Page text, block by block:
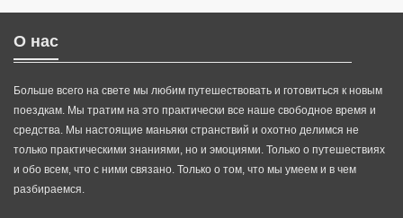
О нас
Больше всего на свете мы любим путешествовать и готовиться к новым
поездкам. Мы тратим на это практически все наше свободное время и
средства. Мы настоящие маньяки странствий и охотно делимся не
только практическими знаниями, но и эмоциями. Только о путешествиях
и обо всем, что с ними связано. Только о том, что мы умеем и в чем
разбираемся.